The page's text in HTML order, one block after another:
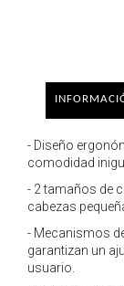
- Diseño
comodidad
- 2 tamaños de
cabezas
- Mecanismos
garantizan un
usuario.